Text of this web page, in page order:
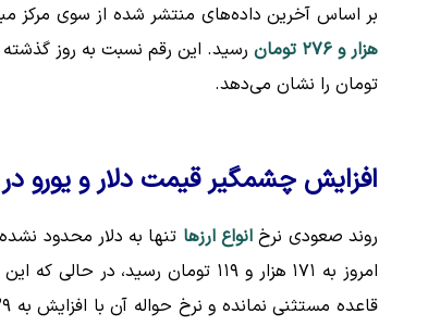
بر اساس آخرین داده‌های منتشر شده از سوی مرکز مبادله ارز
هزار و ۲۷۶ تومان
تومان را نشان می‌دهد.
افزایش چشمگیر قیمت دلار و یورو در
روند صعودی نرخ انواع ارزها تنها به دلار محدود